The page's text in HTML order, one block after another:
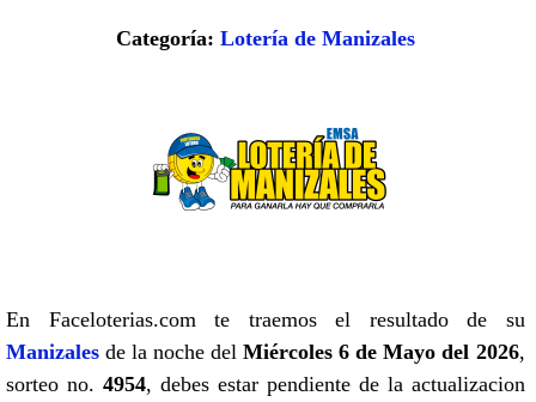
Categoría: Lotería de Manizales
En Faceloterias.com te traemos el resultado de su
Manizales de la noche delMiércoles 6 de Mayo del 2026,
sorteo no. 4954, debes estar pendiente de la actualizacion